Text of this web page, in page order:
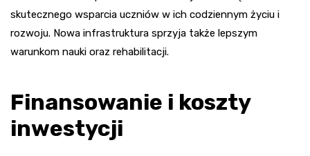
skutecznego wsparcia uczniów w ich codziennym życiu i
rozwoju. Nowa infrastruktura sprzyja także lepszym
warunkom nauki oraz rehabilitacji.
Finansowanie i koszty
inwestycji